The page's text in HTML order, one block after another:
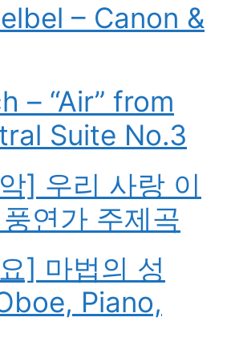
– Canon &
– “Air” from
Suite No.3
] 우리 사랑 이
연가 주제곡
] 마법의 성
Piano,